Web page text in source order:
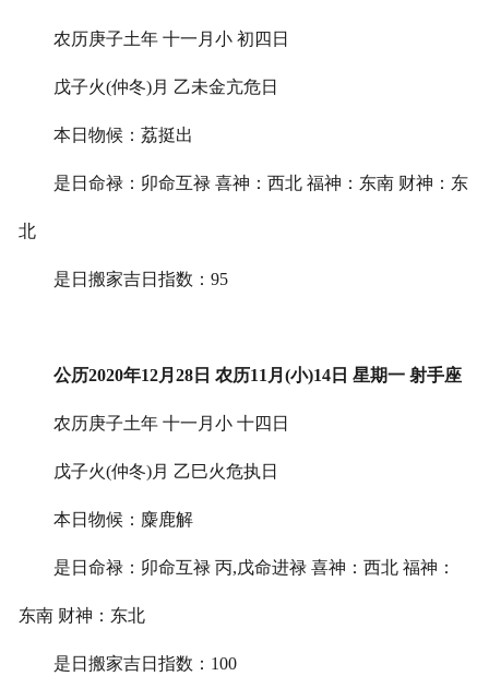
农历庚子土年 十一月小 初四日
戊子火(仲冬)月 乙未金亢危日
本日物候：荔挺出
是日命禄：卯命互禄 喜神：西北 福神：东南 财神：东
北
是日搬家吉日指数：95
公历2020年12月28日 农历11月(小)14日 星期一 射手座
农历庚子土年 十一月小 十四日
戊子火(仲冬)月 乙巳火危执日
本日物候：麋鹿解
是日命禄：卯命互禄 丙,戊命进禄 喜神：西北 福神：
东南 财神：东北
是日搬家吉日指数：100